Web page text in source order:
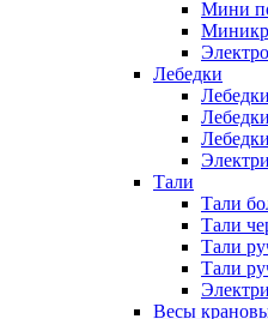
Мини
Лебедки
Тали
Тали
Тали
Тали
Тали
Весы